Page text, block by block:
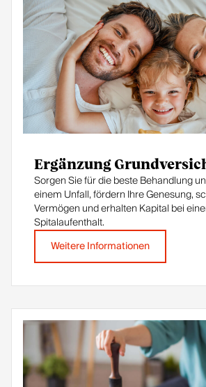
Ergänzung
Sorgen Sie für die beste Behandlung
einem Unfall, fördern Ihre Genesung,
Vermögen und erhalten Kapital bei
Spitalaufenthalt.
Weitere Informationen